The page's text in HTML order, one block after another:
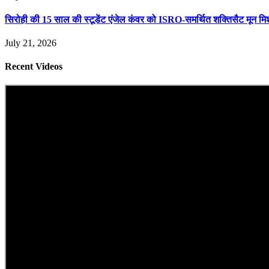
सिरोही की 15 साल की स्टूडेंट एंजेल कंवर को ISRO-समर्थित शक्तिसैट मून
July 21, 2026
Recent Videos